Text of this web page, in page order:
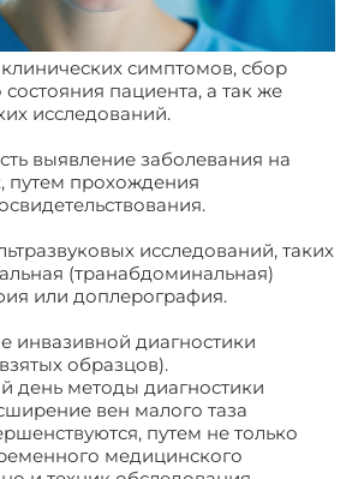
симптомов, сбор
пациента, а так же
исследований.
выявление заболевания на
путем прохождения
исследований, таких
(транабдоминальная)
или доплерография.
инвазивной диагностики
образцов).
день методы диагностики
вен малого таза
путем не только
медицинского